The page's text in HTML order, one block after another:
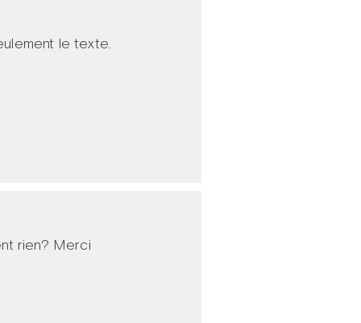
le texte.
rien? Merci